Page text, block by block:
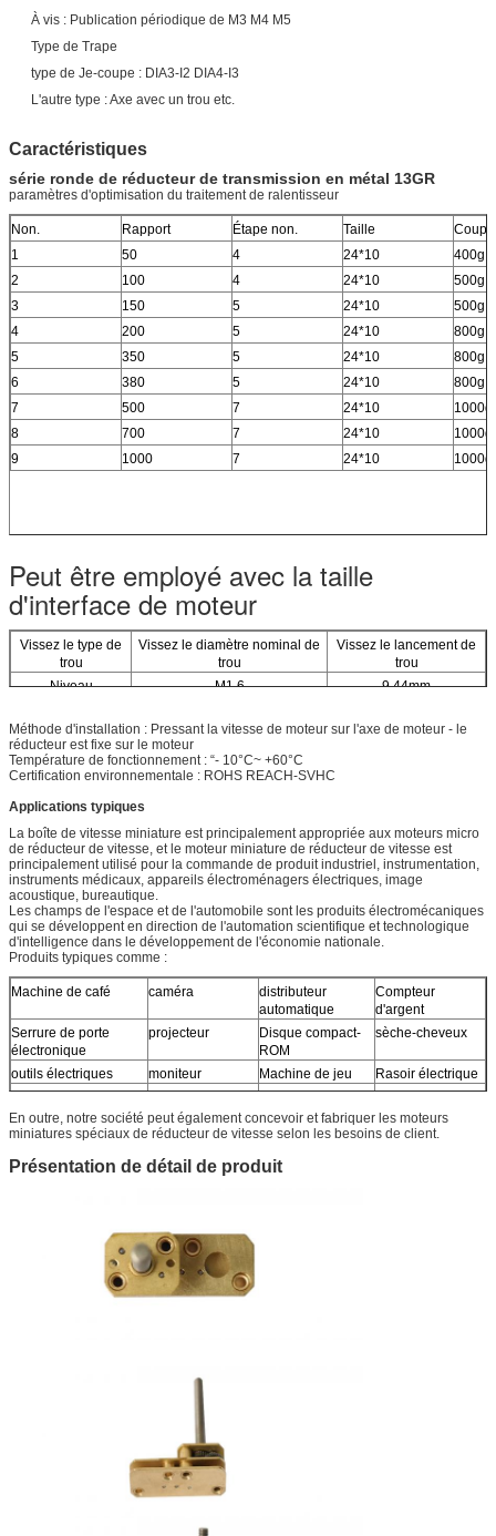
À vis : Publication périodique de M3 M4 M5
Type de Trape
type de Je-coupe : DIA3-I2 DIA4-I3
L'autre type : Axe avec un trou etc.
Caractéristiques
série ronde de réducteur de transmission en métal 13GR
paramètres d'optimisation du traitement de ralentisseur
Non. Rapport Étape non. Taille
1
50 4 24*10
2
100 4 24*10
3
150 5 24*10
4
200 5 24*10
5
350 5 24*10
6
380 5 24*10
7
500 7 24*10
8
700 7 24*10
9
1000 7 24*10
Peut être employé avec la taille
d'interface de moteur
Vissez le type de
trou
Vissez le diamètre nominal de
trou
Vissez le lancement de
trou
Niveau
M1.6 9.44mm
Méthode d'installation : Pressant la vitesse de moteur sur l'axe de moteur - le
réducteur est fixe sur le moteur
Température de fonctionnement : “- 10°C~ +60°C
Certification environnementale : ROHS REACH-SVHC
Applications typiques
La boîte de vitesse miniature est principalement appropriée aux moteurs micro
de réducteur de vitesse, et le moteur miniature de réducteur de vitesse est
principalement utilisé pour la commande de produit industriel, instrumentation,
instruments médicaux, appareils électroménagers électriques, image
acoustique, bureautique.
Les champs de l'espace et de l'automobile sont les produits électromécaniques
qui se développent en direction de l'automation scientifique et technologique
d'intelligence dans le développement de l'économie nationale.
Produits typiques comme :
Machine de café caméra
distributeur
automatique
Compteur
d'argent
Serrure de porte
électronique
projecteur
Disque compact-
ROM
sèche-cheveux
outils électriques moniteur Machine de jeu
Rasoir électrique
En outre, notre société peut également concevoir et fabriquer les moteurs
miniatures spéciaux de réducteur de vitesse selon les besoins de client.
Présentation de détail de produit